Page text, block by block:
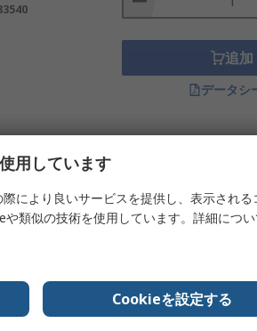
追加
データシ
コントローラ, No 数量
追加
データシ
用しています
により良いサービスを提供し、表示される
類似の技術を使用しています。詳細につい
Cookieを設定する